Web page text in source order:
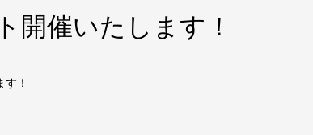
開催いたします！
！